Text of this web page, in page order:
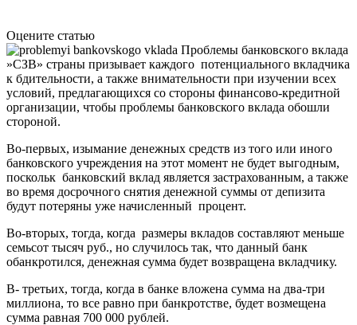
Оцените статью
»СЗВ» страны призывает каждого потенциального вкладчика
к бдительности, а также внимательности при изучении всех
условий, предлагающихся со стороны финансово-кредитной
организации, чтобы проблемы банковского вклада обошли
стороной.
Во-первых, изымание денежных средств из того или иного
банковского учреждения на этот момент не будет выгодным,
поскольк банковский вклад является застрахованным, а также
во время досрочного снятия денежной суммы от депизита
будут потеряны уже начисленный процент.
Во-вторых, тогда, когда размеры вкладов составляют меньше
семьсот тысяч руб., но случилось так, что данный банк
обанкротился, денежная сумма будет возвращена вкладчику.
В- третьих, тогда, когда в банке вложена сумма на два-три
миллиона, то все равно при банкротстве, будет возмещена
сумма равная 700 000 рублей.